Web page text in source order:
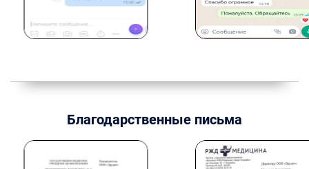
Благодарственные письма